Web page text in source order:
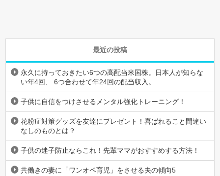
最近の投稿
永久に持っておきたい6つの高配当米国株。日本人が知らな
い年4回、 6つ合わせて年24回の配当収入。
子供に自信をつけさせるメンタル強化トレーニング！
花粉症対策グッズを友達にプレゼント！喜ばれること間違い
なしのものとは？
子供の迷子防止ならこれ！先輩ママがおすすめする方法！
共働きの妻に「ワンオペ育児」をさせる夫の傾向5